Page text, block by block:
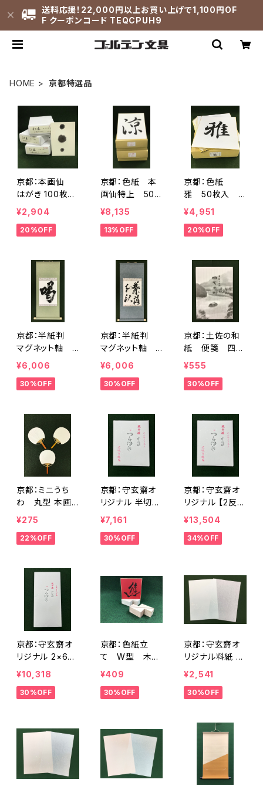
送料応援！22,000円以上お買い上げで1,100円OF
F クーポンコード TEQCPUH9
HOME 京都特選品
京都：本画仙
はがき 100枚
入 <商品番号1
261>
¥2,904
20%OFF
京都：色紙 本
画仙特上 50
枚入 <商品番
号1262>
¥8,135
13%OFF
京都：色紙
雅 50枚入 <
商品番号1263>
¥4,951
20%OFF
京都：半紙判
マグネット軸
緑色 <商品番
号1276>
¥6,006
30%OFF
京都：半紙判
マグネット軸
紺色 <商品番
号1277>
¥6,006
30%OFF
京都：土佐の和
紙 便箋 四万
十 <商品番号1
¥555
30%OFF
京都：ミニうち
わ 丸型 本画
仙張 竹柄(白)
06>
¥275
22%OFF
京都：守玄齋オ
リジナル 半切
＜新 つらゆき
＞ <商品番号1
732>
¥7,161
30%OFF
京都：守玄齋オ
リジナル 【2反セ
ット】 半切 ＜
新 つらゆき＞
<商品番号1733
¥13,504
34%OFF
京都：守玄齋オ
リジナル 2×6
＜新 つらゆき
＞ <商品番号1
734>
¥10,318
30%OFF
京都：色紙立
て W型 木製
品 <商品番号1
¥409
30%OFF
京都：守玄齋オ
リジナル料紙 半
懐紙サイズ ら
もん染 水グレー
1冊10枚入 <商
¥2,541
30%OFF